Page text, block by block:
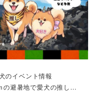
のイベント情報
♡ドッグフェス」（鬼押出し園 他）7/11～12